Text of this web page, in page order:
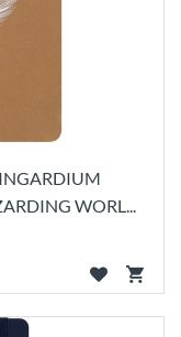
WORL...